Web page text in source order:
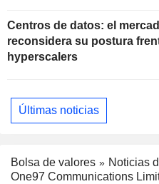
Centros de datos: el
reconsidera su postura
hyperscalers
Últimas noticias
Bolsa de valores
Noticias
One97 Communications